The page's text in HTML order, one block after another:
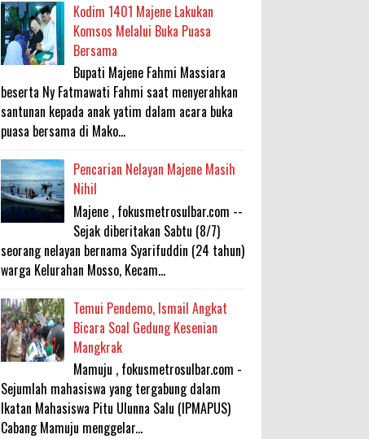
Kodim 1401 Majene Lakukan
Komsos Melalui Buka Puasa
Bersama
Bupati Majene Fahmi Massiara
beserta Ny Fatmawati Fahmi saat menyerahkan
santunan kepada anak yatim dalam acara buka
puasa bersama di Mako...
Pencarian Nelayan Majene Masih
Nihil
Majene , fokusmetrosulbar.com --
Sejak diberitakan Sabtu (8/7)
seorang nelayan bernama Syarifuddin (24 tahun)
warga Kelurahan Mosso, Kecam...
Temui Pendemo, Ismail Angkat
Bicara Soal Gedung Kesenian
Mangkrak
Mamuju , fokusmetrosulbar.com -
Sejumlah mahasiswa yang tergabung dalam
Ikatan Mahasiswa Pitu Ulunna Salu (IPMAPUS)
Cabang Mamuju menggelar...